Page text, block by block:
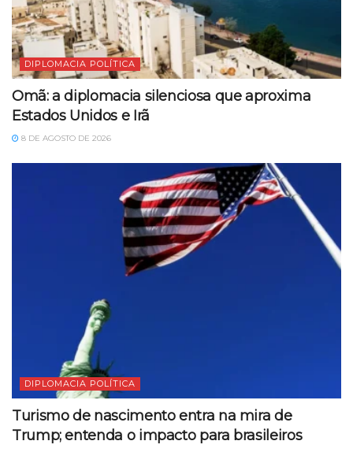
DIPLOMACIA POLÍTICA
Omã: a diplomacia silenciosa que aproxima
Estados Unidos e Irã
8 DE AGOSTO DE 2026
DIPLOMACIA POLÍTICA
Turismo de nascimento entra na mira de
Trump; entenda o impacto para brasileiros